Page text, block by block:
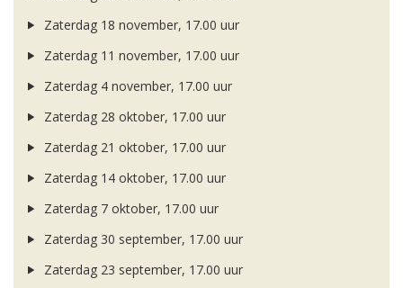
Zaterdag 18 november, 17.00 uur
Zaterdag 11 november, 17.00 uur
Zaterdag 4 november, 17.00 uur
Zaterdag 28 oktober, 17.00 uur
Zaterdag 21 oktober, 17.00 uur
Zaterdag 14 oktober, 17.00 uur
Zaterdag 7 oktober, 17.00 uur
Zaterdag 30 september, 17.00 uur
Zaterdag 23 september, 17.00 uur